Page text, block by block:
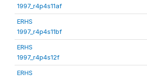
1997_r4p4s11af
ERHS
1997_r4p4s11bf
ERHS
1997_r4p4s12f
ERHS